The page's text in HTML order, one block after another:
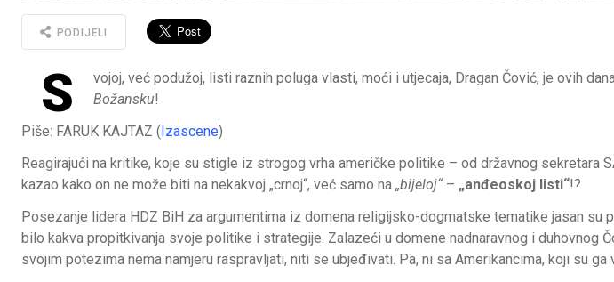
PODIJELI
S vojoj, već podužoj, listi raznih poluga vlasti, moći i utjecaja, Dragan Čović, je ovih
Božansku!
Piše: FARUK KAJTAZ ( Izascene)
Reagirajući na kritike, koje su stigle iz strogog vrha američke politike – od državnog sekretara
kazao kako on ne može biti na nekakvoj „crnoj“, već samo na „bijeloj“ – „anđeoskoj listi“!?
Posezanje lidera HDZ BiH za argumentima iz domena religijsko-dogmatske tematike jasan su
bilo kakva propitkivanja svoje politike i strategije. Zalazeći u domene nadnaravnog i duhovnog
svojim potezima nema namjeru raspravljati, niti se ubjeđivati. Pa, ni sa Amerikancima, koji su ga